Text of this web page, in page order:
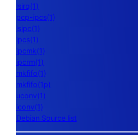
lsirq(1)
pcp-ipcs(1)
lsipc(1)
ipcs(1)
ipcmk(1)
ipcrm(1)
mkfifo(1)
mkfifo(1p)
uconv(1)
iconv(1)
Debian Source list